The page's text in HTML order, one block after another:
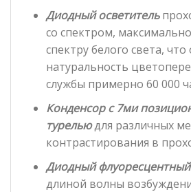
Диодный осветитель
со спектром,
спектру белого света,
натуральность
службы примерно 60 000
Конденсор с 7ми
турельюдля различных
контрастирования в
Диодный флуоресцентный
длиной волны